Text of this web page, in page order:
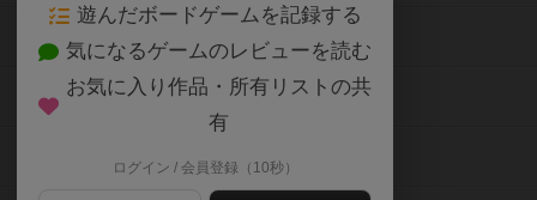
遊んだボードゲームを記録する
気になるゲームのレビューを読む
お気に入り作品・所有リストの共
有
ログイン / 会員登録（10秒）
ボードゲーム会情報
メカニクス特集
掲示板・トピックス